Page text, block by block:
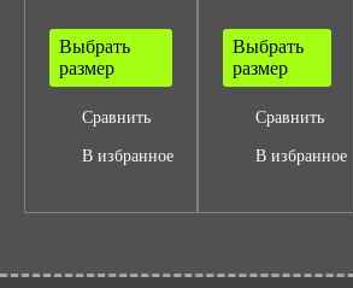
Выбрать
размер
Сравнить
В избранное
Выбрать
размер
Сравнить
В избранное